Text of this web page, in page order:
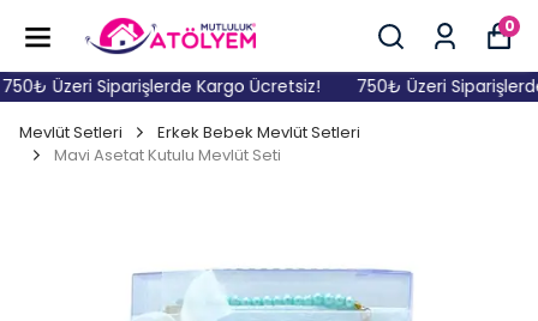
0
Üzeri Siparişlerde Kargo Ücretsiz! 750₺ Üzeri
Mevlüt Setleri
Erkek Bebek Mevlüt Setleri
Mavi Asetat Kutulu Mevlüt Seti